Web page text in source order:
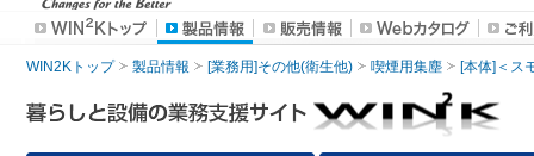
WIN2Kトップ 製品情報 [業務用]その他(衛生他) 喫煙用集塵 [本体]＜ス